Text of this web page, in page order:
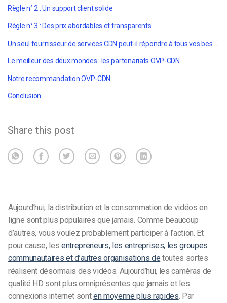
Règle n° 2 : Un support client solide
Règle n° 3 : Des prix abordables et transparents
Le meilleur des deux mondes : les partenariats OVP-CDN
Notre recommandation OVP-CDN
Conclusion
Share this post
Aujourd’hui, la distribution et la consommation de vidéos en
ligne sont plus populaires que jamais. Comme beaucoup
d’autres, vous voulez probablement participer à l’action. Et
pour cause, les entrepreneurs, les entreprises, les groupes
communautaires et d’autres organisations de toutes sortes
réalisent désormais des vidéos. Aujourd’hui, les caméras de
qualité HD sont plus omniprésentes que jamais et les
connexions internet sonten moyenne plus rapides. Par